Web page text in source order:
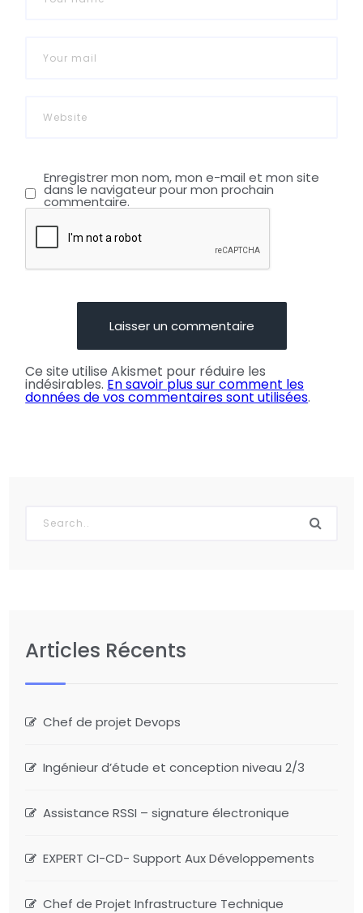
Enregistrer mon nom, mon e-mail et mon site
dans le navigateur pour mon prochain
commentaire.
Ce site utilise Akismet pour réduire les
indésirables. En savoir plus sur comment les
données de vos commentaires sont utilisées.
Articles Récents
Chef de projet Devops
Ingénieur d’étude et conception niveau 2/3
Assistance RSSI – signature électronique
EXPERT CI-CD- Support Aux Développements
Chef de Projet Infrastructure Technique